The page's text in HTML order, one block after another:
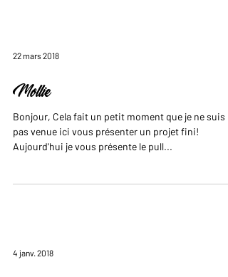
22 mars 2018
Mollie
Bonjour, Cela fait un petit moment que je ne suis
pas venue ici vous présenter un projet fini!
Aujourd'hui je vous présente le pull...
4 janv. 2018